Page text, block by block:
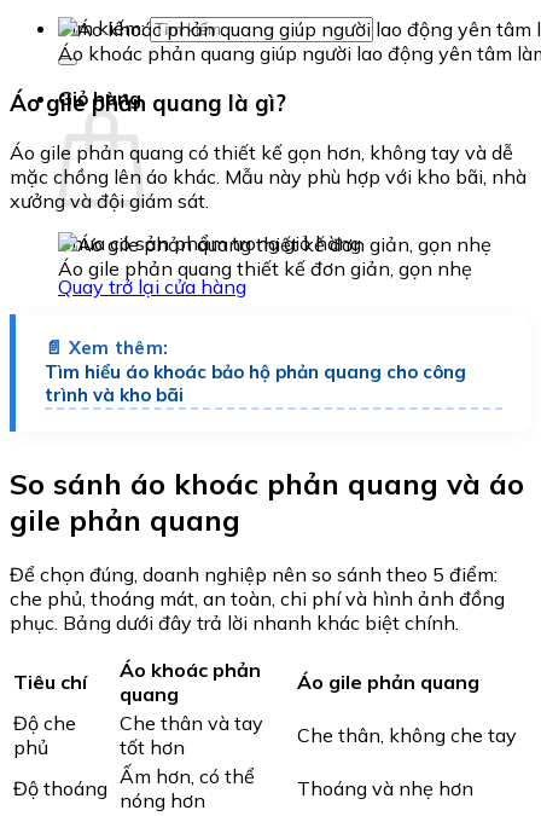
Tìm kiếm:
Giỏ hàng
Chưa có sản phẩm trong giỏ hàng.
Quay trở lại cửa hàng
Áo khoác phản quang giúp người lao động yên tâm
Áo gile phản quang là gì?
Áo gile phản quang có thiết kế gọn hơn, không tay và dễ
mặc chồng lên áo khác. Mẫu này phù hợp với kho bãi, nhà
xưởng và đội giám sát.
Áo gile phản quang thiết kế đơn giản, gọn nhẹ
📄 Xem thêm:
Tìm hiểu áo khoác bảo hộ phản quang cho công
trình và kho bãi
So sánh áo khoác phản quang và áo
gile phản quang
Để chọn đúng, doanh nghiệp nên so sánh theo 5 điểm:
che phủ, thoáng mát, an toàn, chi phí và hình ảnh đồng
phục. Bảng dưới đây trả lời nhanh khác biệt chính.
Tiêu chí
Áo khoác phản
quang
Áo gile phản quang
Độ che
phủ
Che thân và tay
tốt hơn
Che thân, không che tay
Độ thoáng Ấm hơn, có thể
nóng hơn
Thoáng và nhẹ hơn